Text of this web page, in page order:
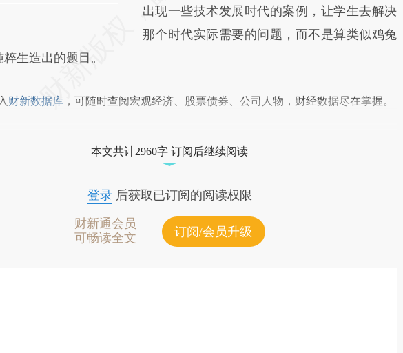
出现一些技术发展时代的案例，让学生去解决
那个时代实际需要的问题，而不是算类似鸡兔
生造出的题目。
财新数据库 ，可随时查阅宏观经济、股票债券、公司人物，财经数据尽在掌握。
本文共计2960字 订阅后继续阅读
登录后获取已订阅的阅读权限
财新通会员
可畅读全文
订阅/会员升级